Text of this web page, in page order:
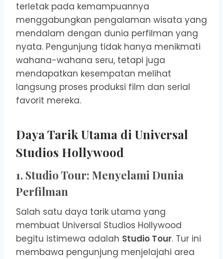
terletak pada kemampuannya
menggabungkan pengalaman wisata yang
mendalam dengan dunia perfilman yang
nyata. Pengunjung tidak hanya menikmati
wahana-wahana seru, tetapi juga
mendapatkan kesempatan melihat
langsung proses produksi film dan serial
favorit mereka.
Daya Tarik Utama di Universal
Studios Hollywood
1. Studio Tour: Menyelami Dunia
Perfilman
Salah satu daya tarik utama yang
membuat Universal Studios Hollywood
begitu istimewa adalah Studio Tour. Tur ini
membawa pengunjung menjelajahi area